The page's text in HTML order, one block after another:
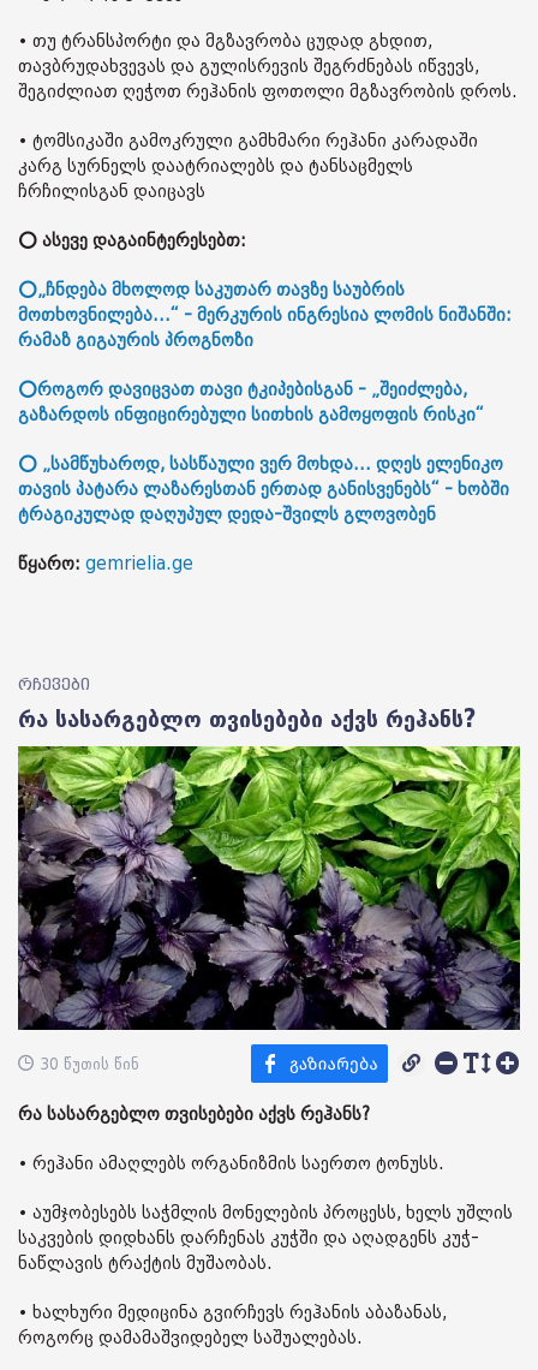
• თუ ტრანსპორტი და მგზავრობა ცუდად გხდით,
თავბრუდახვევას და გულისრევის შეგრძნებას იწვევს,
შეგიძლიათ ღეჭოთ რეჰანის ფოთოლი მგზავრობის დროს.
• ტომსიკაში გამოკრული გამხმარი რეჰანი კარადაში
კარგ სურნელს დაატრიალებს და ტანსაცმელს
ჩრჩილისგან დაიცავს
⭕ ასევე დაგაინტერესებთ:
⭕„ჩნდება მხოლოდ საკუთარ თავზე საუბრის
მოთხოვნილება...“ - მერკურის ინგრესია ლომის ნიშანში:
რამაზ გიგაურის პროგნოზი
⭕როგორ დავიცვათ თავი ტკიპებისგან - „შეიძლება,
გაზარდოს ინფიცირებული სითხის გამოყოფის რისკი“
⭕ „სამწუხაროდ, სასწაული ვერ მოხდა... დღეს ელენიკო
თავის პატარა ლაზარესთან ერთად განისვენებს“ - ხობში
ტრაგიკულად დაღუპულ დედა-შვილს გლოვობენ
წყარო: gemrielia.ge
რჩევები
რა სასარგებლო თვისებები აქვს რეჰანს?
30 წუთის წინ
რა სასარგებლო თვისებები აქვს რეჰანს?
• რეჰანი ამაღლებს ორგანიზმის საერთო ტონუსს.
• აუმჯობესებს საჭმლის მონელების პროცესს, ხელს უშლის
საკვების დიდხანს დარჩენას კუჭში და აღადგენს კუჭ-
ნაწლავის ტრაქტის მუშაობას.
• ხალხური მედიცინა გვირჩევს რეჰანის აბაზანას,
როგორც დამამაშვიდებელ საშუალებას.